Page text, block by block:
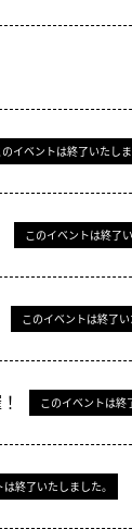
のイベントは終了いたしま
このイベントは終了
このイベントは終了い
このイベントは終
終了いたしました。